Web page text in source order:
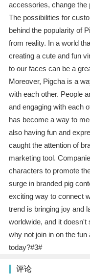
accessories, change the
The possibilities for
behind the popularity of
from reality. In a world
creating a cute and fun
to our faces can be a
Moreover, Pigcha is a
with each other. People
and engaging with each
has become a way to
also having fun and
caught the attention of
marketing tool.
characters to promote
surge in branded pig
exciting way to connect
trend is bringing joy and
worldwide, and it
why not join in on the
today?#3#
评论